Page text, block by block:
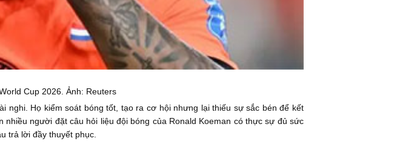
Cup 2026. Ảnh: Reuters
Họ kiểm soát bóng tốt, tạo ra cơ hội nhưng lại thiếu sự sắc bén để kết
người đặt câu hỏi liệu đội bóng của Ronald Koeman có thực sự đủ sức
trả lời đầy thuyết phục.